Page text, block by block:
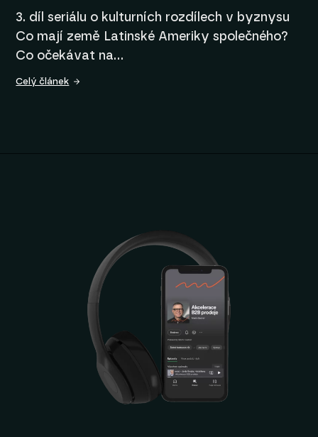
3. díl seriálu o kulturních rozdílech v byznysu
Co mají země Latinské Ameriky společného?
Co očekávat na…
Celý článek